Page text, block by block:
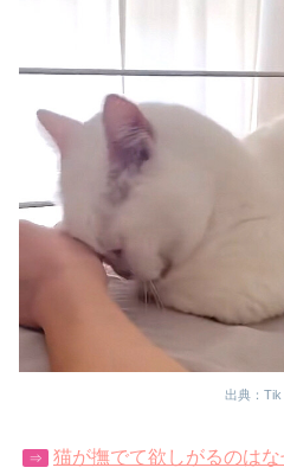
出典：Tik
⇒
猫が撫でて欲しがるのは